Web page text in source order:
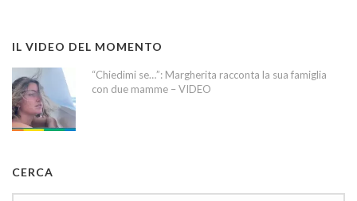
IL VIDEO DEL MOMENTO
“Chiedimi se…”: Margherita racconta la sua famiglia
con due mamme – VIDEO
CERCA